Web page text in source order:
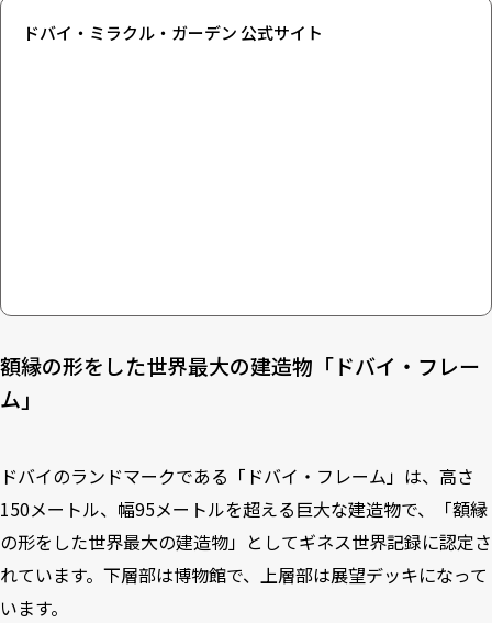
ドバイ・ミラクル・ガーデン 公式サイト
額縁の形をした世界最大の建造物「ドバイ・フレー
ム」
ドバイのランドマークである「ドバイ・フレーム」は、高さ
150メートル、幅95メートルを超える巨大な建造物で、「額縁
の形をした世界最大の建造物」としてギネス世界記録に認定さ
れています。下層部は博物館で、上層部は展望デッキになって
います。